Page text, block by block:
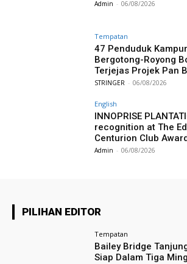
Admin - 06/08/2026
Tempatan
47 Penduduk
Bergotong-Royong
Terjejas Projek Pan
STRINGER - 06/08/2026
English
INNOPRISE
recognition at The
Centurion Club
Admin - 06/08/2026
PILIHAN EDITOR
Tempatan
Bailey Bridge
Siap Dalam Tiga